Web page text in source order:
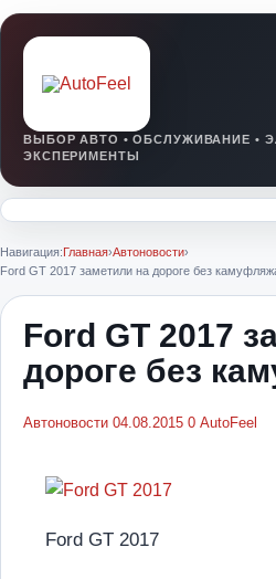
Навигация:Главная›Автоновости›
Ford GT 2017 заметили на дороге без
Ford GT 2017
дороге без
Автоновости 04.08.2015 0 AutoFeel
Ford GT 2017